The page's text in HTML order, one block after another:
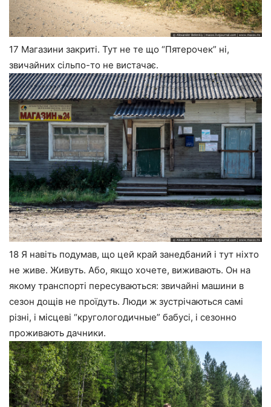
17 Магазини закриті. Тут не те що “Пятерочек” ні,
звичайних сільпо-то не вистачає.
18 Я навіть подумав, що цей край занедбаний і тут ніхто
не живе. Живуть. Або, якщо хочете, виживають. Он на
якому транспорті пересуваються: звичайні машини в
сезон дощів не проїдуть. Люди ж зустрічаються самі
різні, і місцеві “кругологодичные” бабусі, і сезонно
проживають дачники.